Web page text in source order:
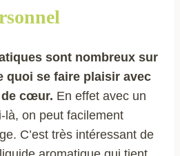
sont nombreux sur
quoi se faire plaisir avec
cœur. En effet avec un
là, on peut facilement
C’est très intéressant de